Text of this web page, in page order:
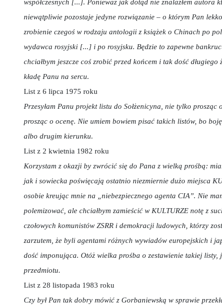
współczesnych [...]. Ponieważ jak dotąd nie znalazłem autora
niewątpliwie pozostaje jedyne rozwiązanie – o którym Pan
zrobienie czegoś w rodzaju antologii z książek o Chinach po
wydawca rosyjski [...] i po rosyjsku. Będzie to zapewne
chciałbym jeszcze coś zrobić przed końcem i tak dość długiego
kładę Panu na sercu.
List z 6 lipca 1975 roku
Przesyłam Panu projekt listu do Sołżenicyna, nie tylko prosząc
prosząc o ocenę. Nie umiem bowiem pisać takich listów, bo
albo drugim kierunku.
List z 2 kwietnia 1982 roku
Korzystam z okazji by zwrócić się do Pana z wielką prośbą:
jak i sowiecka poświęcają ostatnio niezmiernie dużo miejsca
osobie kreując mnie na „niebezpiecznego agenta CIA”. Nie
polemizować, ale chciałbym zamieścić w KULTURZE notę z
czołowych komunistów ZSRR i demokracji ludowych, którzy
zarzutem, że byli agentami różnych wywiadów europejskich i
dość imponująca. Otóż wielka prośba o zestawienie takiej listy,
przedmiotu.
List z 28 listopada 1983 roku
Czy był Pan tak dobry mówić z Gorbaniewską w sprawie